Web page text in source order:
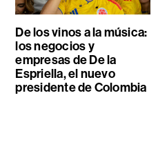
De los vinos a la música:
los negocios y
empresas de De la
Espriella, el nuevo
presidente de Colombia